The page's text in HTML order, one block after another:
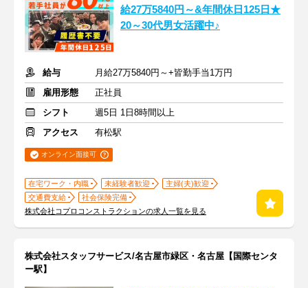
給27万5840円～&年間休日125日★
20～30代男女活躍中♪
給与
月給27万5840円～+皆勤手当1万円
雇用形態
正社員
シフト
週5日 1日8時間以上
アクセス
有松駅
オンライン面接可
在宅ワーク・内職 未経験者歓迎
主婦(夫)歓迎
交通費支給
社会保険完備
株式会社コプロコンストラクションの求人一覧を見る
株式会社スタッフサービス/名古屋市緑区・名古屋【国際センタ
ー駅】